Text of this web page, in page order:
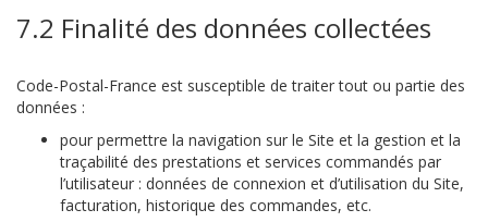
7.2 Finalité des données collectées
Code-Postal-France est susceptible de traiter tout ou partie des
données :
pour permettre la navigation sur le Site et la gestion et la
traçabilité des prestations et services commandés par
l’utilisateur : données de connexion et d’utilisation du Site,
facturation, historique des commandes, etc.